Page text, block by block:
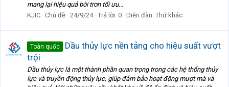
mang lại hiệu quả bôi trơn tối ưu...
KJIC Chủ đề 24/9/24 Trả lời: 0 Diễn đàn: Thứ khác
Toàn quốc
Dầu thủy lực nền tảng cho hiệu suất vượt
trội
Dầu thủy lực là một thành phần quan trọng trong các hệ thống thủy
lực và truyền động thủy lực, giúp đảm bảo hoạt động mượt mà và